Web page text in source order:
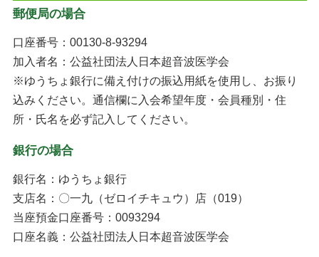
郵便局の場合
口座番号：00130-8-93294
加入者名：公益社団法人日本超音波医学会
※ゆうちょ銀行に備え付けの振込用紙を使用し、お振り
込みください。通信欄に入会希望年度・会員種別・住
所・氏名を必ず記入してください。
銀行の場合
銀行名：ゆうちょ銀行
支店名：〇一九（ゼロイチキュウ）店（019）
当座預金口座番号：0093294
口座名義：公益社団法人日本超音波医学会